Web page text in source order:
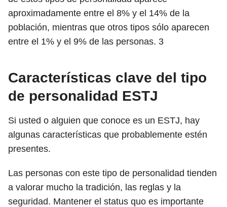
aproximadamente entre el 8% y el 14% de la
población, mientras que otros tipos sólo aparecen
entre el 1% y el 9% de las personas. 3
Características clave del tipo
de personalidad ESTJ
Si usted o alguien que conoce es un ESTJ, hay
algunas características que probablemente estén
presentes.
Las personas con este tipo de personalidad tienden
a valorar mucho la tradición, las reglas y la
seguridad. Mantener el status quo es importante